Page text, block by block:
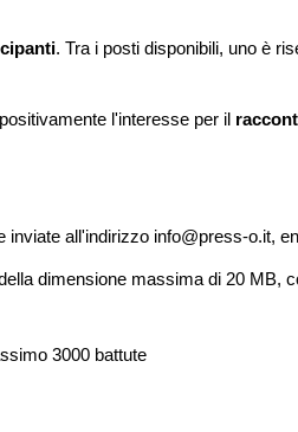
. Tra i posti disponibili, uno è
l'interesse per il
inviate all'indirizzo info@press-o.it,
dimensione massima di 20 MB,
3000 battute